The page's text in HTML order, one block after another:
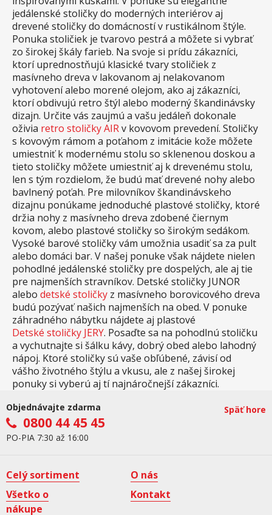
jedálenské stoličky do moderných interiérov aj
drevené stoličky do domácností v rustikálnom štýle.
Ponuka stoličiek je tvarovo pestrá a môžete si vybrať
zo širokej škály farieb. Na svoje si prídu zákazníci,
ktorí uprednostňujú klasické tvary stoličiek z
masívneho dreva v lakovanom aj nelakovanom
vyhotovení alebo morené olejom, ako aj zákazníci,
ktorí obdivujú retro štýl alebo moderný škandinávsky
dizajn. Určite vás zaujmú a vašu jedáleň dokonale
oživia retro stoličky AIRv kovovom prevedení. Stoličky
s kovovým rámom a poťahom z imitácie kože môžete
umiestniť k modernému stolu so sklenenou doskou a
tieto stoličky môžete umiestniť aj k drevenému stolu,
len s tým rozdielom, že budú mať drevené nohy alebo
bavlnený poťah. Pre milovníkov škandinávskeho
dizajnu ponúkame jednoduché plastové stoličky, ktoré
držia nohy z masívneho dreva zdobené čiernym
kovom, alebo plastové stoličky so širokým sedákom.
Vysoké barové stoličky vám umožnia usadiť sa za pult
alebo domáci bar. V našej ponuke však nájdete nielen
pohodlné jedálenské stoličky pre dospelých, ale aj tie
pre najmenších stravníkov. Detské stoličky JUNOR
alebo detské stoličky z masívneho borovicového dreva
budú pozývať našich najmenších na obed. V ponuke
záhradného nábytku nájdete aj plastové
Detské stoličky JERY. Posaďte sa na pohodlnú stoličku
a vychutnajte si šálku kávy, dobrý obed alebo lahodný
nápoj. Ktoré stoličky sú vaše obľúbené, závisí od
vášho životného štýlu a vkusu, ale z našej širokej
ponuky si vyberú aj tí najnáročnejší zákazníci.
Objednávajte zdarma
0800 44 45 45
PO-PIA 7:30 až 16:00
Späť hore
Celý sortiment
O nás
Všetko o
nákupe
Kontakt